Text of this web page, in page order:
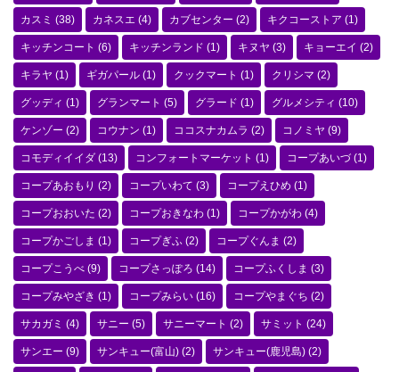
カスミ (38) カネスエ (4) カブセンター (2) キクコーストア (1)
キッチンコート (6) キッチンランド (1) キヌヤ (3) キョーエイ (2)
キラヤ (1) ギガパール (1) クックマート (1) クリシマ (2)
グッディ (1) グランマート (5) グラード (1) グルメシティ (10)
ケンゾー (2) コウナン (1) ココスナカムラ (2) コノミヤ (9)
コモディイイダ (13) コンフォートマーケット (1) コープあいづ(1)
コープあおもり (2) コープいわて (3) コープえひめ (1)
コープおおいた (2) コープおきなわ (1) コープかがわ (4)
コープかごしま (1) コープぎふ (2) コープぐんま (2)
コープこうべ (9) コープさっぽろ (14) コープふくしま (3)
コープみやざき (1) コープみらい (16) コープやまぐち (2)
サカガミ (4) サニー (5) サニーマート (2) サミット (24)
サンエー (9) サンキュー(富山) (2) サンキュー(鹿児島) (2)